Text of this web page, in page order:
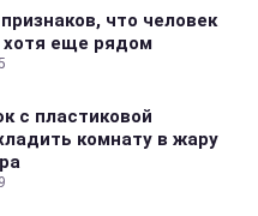
что человек
хотя еще рядом
с пластиковой
комнату в жару